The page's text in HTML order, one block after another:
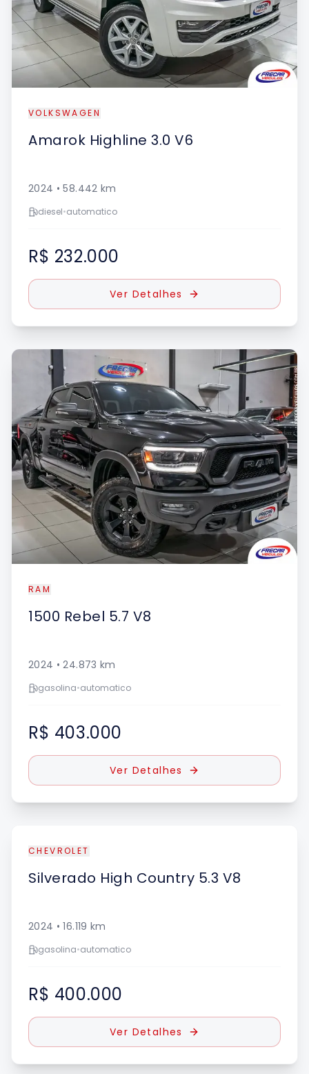
VOLKSWAGEN
Amarok Highline 3.0 V6
2024 •58.442 km
diesel•automatico
R$ 232.000
Ver Detalhes
RAM
1500 Rebel 5.7 V8
2024 •24.873 km
gasolina•automatico
R$ 403.000
Ver Detalhes
CHEVROLET
Silverado High Country 5.3 V8
2024 •16.119 km
gasolina•automatico
R$ 400.000
Ver Detalhes